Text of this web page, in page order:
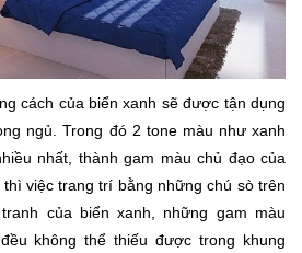
cách của biển xanh sẽ được tận dụng
ngủ. Trong đó 2 tone màu như xanh
nhất, thành gam màu chủ đạo của
việc trang trí bằng những chú sò trên
của biển xanh, những gam màu
không thể thiếu được trong khung